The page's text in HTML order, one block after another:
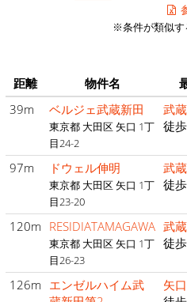
※条件が類似す
距離 物件名
39m
ベルジェ武蔵新田
東京都 大田区 矢口 1丁
目24-2
武
徒
97m ドウェル伸明
東京都 大田区 矢口 1丁
目23-20
武
徒
120m RESIDIATAMAGAWA
東京都 大田区 矢口 1丁
目26-23
武
徒
126m エンゼルハイム武
矢